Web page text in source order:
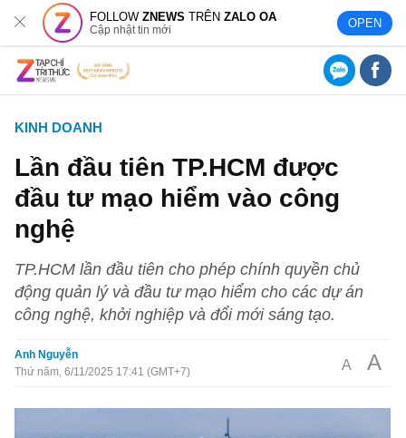
FOLLOWZNEWS TRÊNZALO OA
Cập nhật tin mới OPEN
KINH DOANH
Lần đầu tiên TP.HCM được
đầu tư mạo hiểm vào công
nghệ
TP.HCM lần đầu tiên cho phép chính quyền chủ
động quản lý và đầu tư mạo hiểm cho các dự án
công nghệ, khởi nghiệp và đổi mới sáng tạo.
Anh Nguyễn
Thứ năm, 6/11/2025 17:41 (GMT+7)
A A